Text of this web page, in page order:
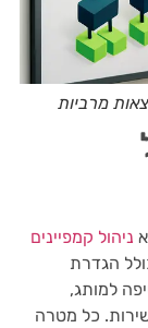
מרביות
ניהול קמפיינים
הגדרת
למותג,
כל מטרה